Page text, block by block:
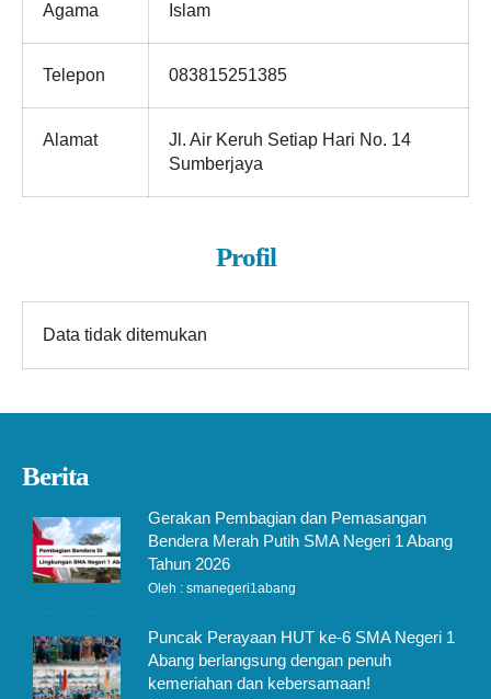
Agama Islam
Telepon 083815251385
Alamat
Jl. Air Keruh Setiap Hari No. 14
Sumberjaya
Profil
Data tidak ditemukan
Berita
Gerakan Pembagian dan Pemasangan
Bendera Merah Putih SMA Negeri 1 Abang
Tahun 2026
Oleh : smanegeri1abang
Puncak Perayaan HUT ke-6 SMA Negeri 1
Abang berlangsung dengan penuh
kemeriahan dan kebersamaan!